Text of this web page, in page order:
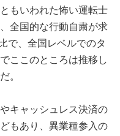
もいわれた怖い運転士
全国的な行動自粛が求
で、全国レベルでのタ
ここのところは推移し
。
キャッシュレス決済の
もあり、異業種参入の